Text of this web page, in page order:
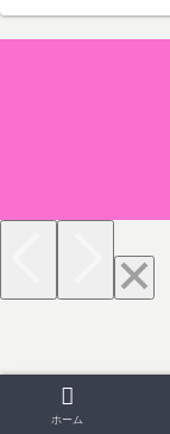
ホーム